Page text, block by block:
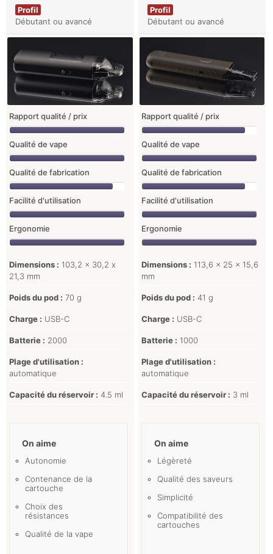
Profil
Débutant ou avancé
Rapport qualité / prix
Qualité de vape
Qualité de fabrication
Facilité d'utilisation
Ergonomie
Dimensions : 103,2 x 30,2 x
21,3 mm
Poids du pod : 70 g
Charge : USB-C
Batterie : 2000
Plage d'utilisation :
automatique
Capacité du réservoir : 4.5 ml
On aime
Autonomie
Contenance de la
cartouche
Choix des
résistances
Qualité de la vape
Profil
Débutant ou avancé
Rapport qualité / prix
Qualité de vape
Qualité de fabrication
Facilité d'utilisation
Ergonomie
Dimensions : 113,6 x 25 x 15,6
mm
Poids du pod : 41 g
Charge : USB-C
Batterie : 1000
Plage d'utilisation :
automatique
Capacité du réservoir : 3 ml
On aime
Légèreté
Qualité des saveurs
Simplicité
Compatibilité des
cartouches